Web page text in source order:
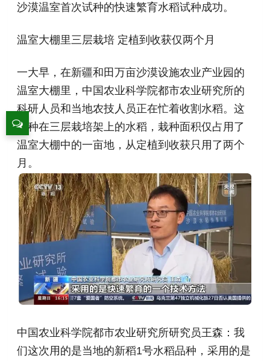
沙漠温室首次试种的快速繁育水稻试种成功。
温室大棚里三层栽培 定植到收获仅两个月
一大早，在新疆和田万亩沙漠设施农业产业园的
温室大棚里，中国农业科学院都市农业研究所的
科研人员和当地农技人员正在忙着收割水稻。这
些种在三层栽培架上的水稻，栽种面积仅占用了
温室大棚中的一亩地，从定植到收获只用了两个
月。
中国农业科学院都市农业研究所研究员王森：我
们这次用的是当地的新稻1号水稻品种，采用的是